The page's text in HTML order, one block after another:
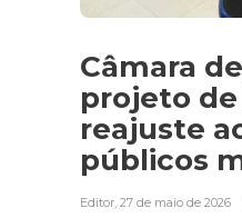
Câmara
projeto
reajuste
públicos
Editor 27 de maio de 2026